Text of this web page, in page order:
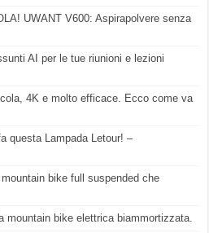
UWANT V600: Aspirapolvere senza
AI per le tue riunioni e lezioni
4K e molto efficace. Ecco come va
questa Lampada Letour! –
bike full suspended che
mountain bike elettrica biammortizzata.